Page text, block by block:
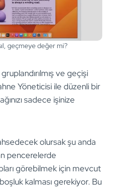
geçmeye değer mi?
ve geçişi
Yöneticisi ile düzenli bir
sadece işinize
olursak şu anda
pencerelerde
görebilmek için mevcut
kalması gerekiyor. Bu